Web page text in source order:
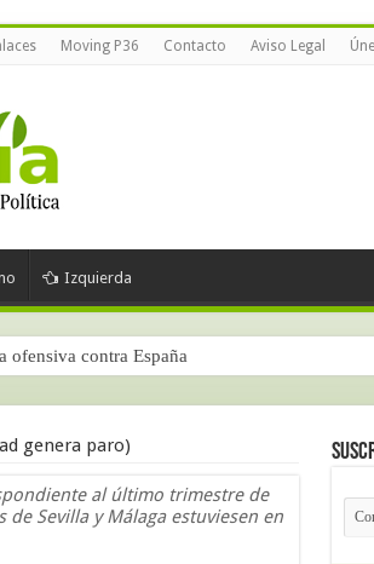
Moving P36 Contacto Aviso Legal
Izquierda
ofensiva contra España
genera paro)
al último trimestre de
Sevilla y Málaga estuviesen en